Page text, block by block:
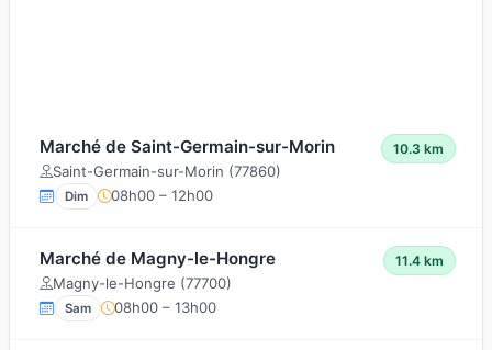
Marché de Saint-Germain-sur-Morin
Saint-Germain-sur-Morin (77860)
10.3 km
Dim 08h00 – 12h00
Marché de Magny-le-Hongre
Magny-le-Hongre (77700)
11.4 km
Sam 08h00 – 13h00